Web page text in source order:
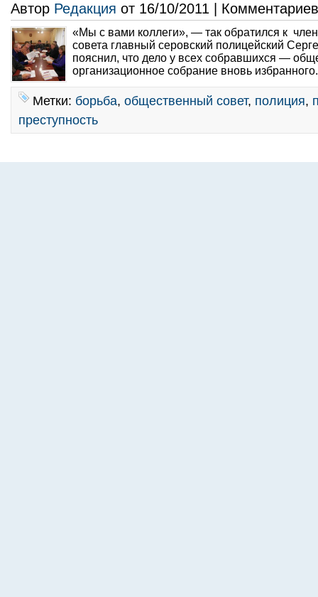
Автор Редакция от 16/10/2011 |
«Мы с вами коллеги», — так обратился к
совета главный серовский полицейский
пояснил, что дело у всех собравшихся —
организационное собрание вновь
Метки: борьба, общественный совет, полиция,
преступность